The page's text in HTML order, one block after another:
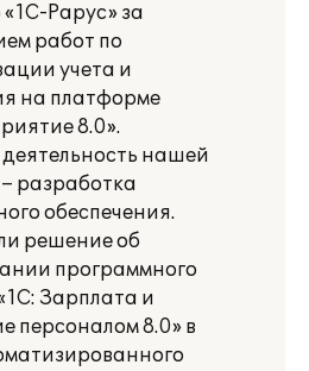
Рарус» за
работ по
учета и
на платформе
8.0».
нашей
разработка
обеспечения.
решение об
программного
Зарплата и
персоналом 8.0» в